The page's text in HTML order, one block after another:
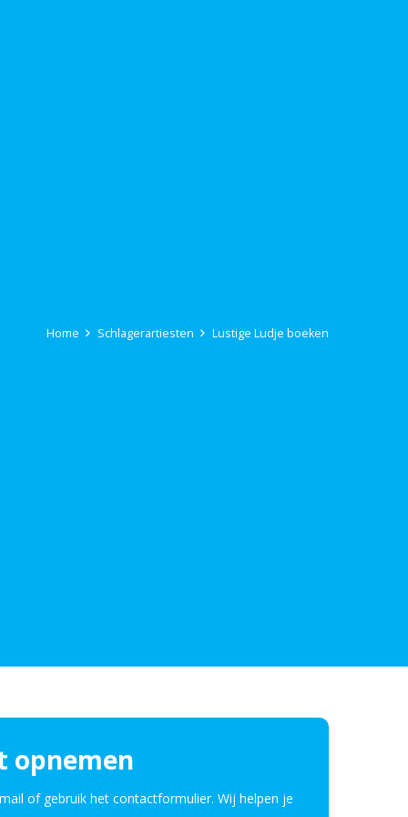
Home Schlagerartiesten Lustige Ludje boeken
opnemen
of gebruik het contactformulier. Wij helpen je